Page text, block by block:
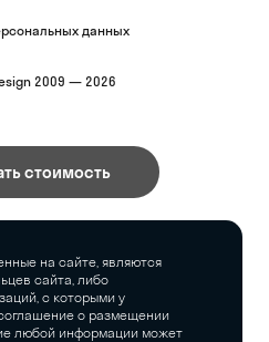
данных
2009 — 2026
стоимость
на сайте, являются
сайта, либо
с которыми у
о размещении
любой информации может